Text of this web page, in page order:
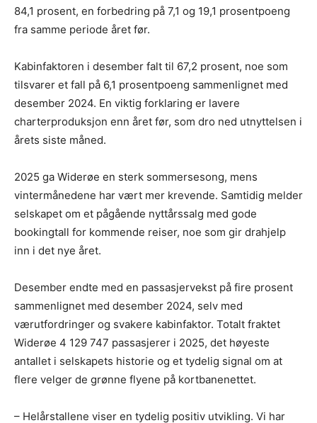
84,1 prosent, en forbedring på 7,1 og 19,1 prosentpoeng
fra samme periode året før.
Kabinfaktoren i desember falt til 67,2 prosent, noe som
tilsvarer et fall på 6,1 prosentpoeng sammenlignet med
desember 2024. En viktig forklaring er lavere
charterproduksjon enn året før, som dro ned utnyttelsen i
årets siste måned.
2025 ga Widerøe en sterk sommersesong, mens
vintermånedene har vært mer krevende. Samtidig melder
selskapet om et pågående nyttårssalg med gode
bookingtall for kommende reiser, noe som gir drahjelp
inn i det nye året.
Desember endte med en passasjervekst på fire prosent
sammenlignet med desember 2024, selv med
værutfordringer og svakere kabinfaktor. Totalt fraktet
Widerøe 4 129 747 passasjerer i 2025, det høyeste
antallet i selskapets historie og et tydelig signal om at
flere velger de grønne flyene på kortbanenettet.
– Helårstallene viser en tydelig positiv utvikling. Vi har